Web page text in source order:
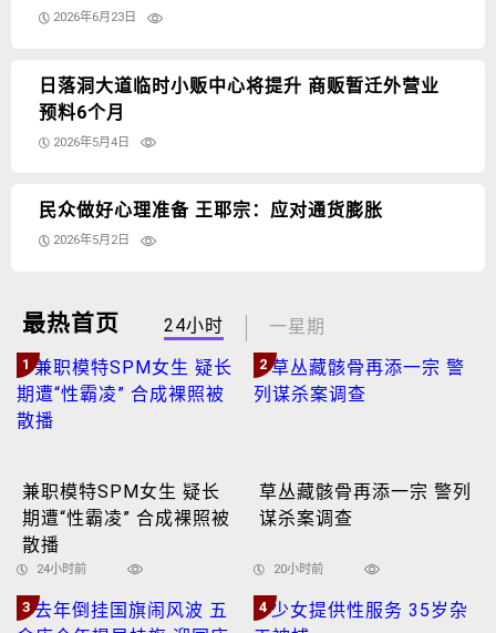
2026年6月23日
日落洞大道临时小贩中心将提升 商贩暂迁外营业
预料6个月
2026年5月4日
民众做好心理准备 王耶宗：应对通货膨胀
2026年5月2日
最热首页 24小时 一星期
1
兼职模特SPM女生 疑长
期遭“性霸凌” 合成裸照被
散播
24小时前
2
草丛藏骸骨再添一宗 警列
谋杀案调查
20小时前
3 4